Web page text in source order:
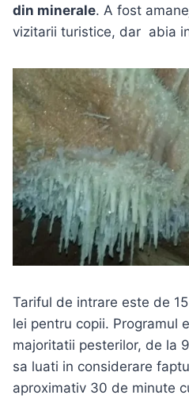
din minerale. A fost
vizitarii turistice, dar abia
Tariful de intrare este de
lei pentru copii. Programul
majoritatii pesterilor, de la
sa luati in considerare
aproximativ 30 de minute